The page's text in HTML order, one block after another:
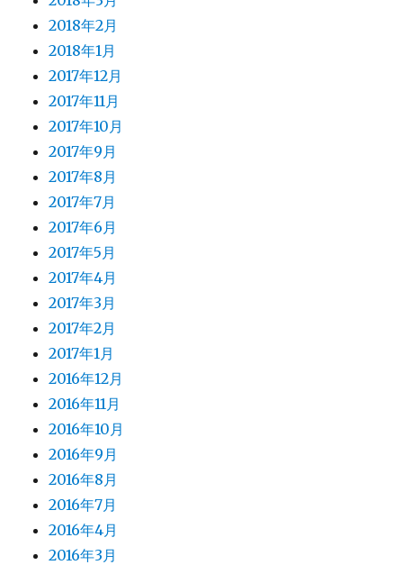
2018年2月
2018年1月
2017年12月
2017年11月
2017年10月
2017年9月
2017年8月
2017年7月
2017年6月
2017年5月
2017年4月
2017年3月
2017年2月
2017年1月
2016年12月
2016年11月
2016年10月
2016年9月
2016年8月
2016年7月
2016年4月
2016年3月